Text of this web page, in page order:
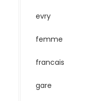
evry
femme
francais
gare